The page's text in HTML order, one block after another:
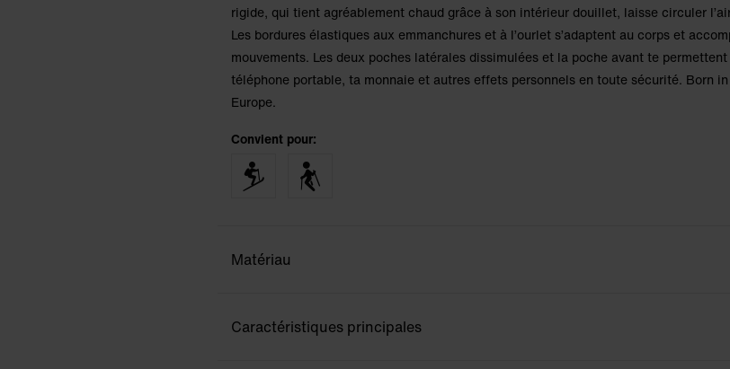
rigide, qui tient agréablement chaud grâce à son intérieur douillet, laisse circuler
Les bordures élastiques aux emmanchures et à l’ourlet s’adaptent au corps et
mouvements. Les deux poches latérales dissimulées et la poche avant te
téléphone portable, ta monnaie et autres effets personnels en toute sécurité. Born
Europe.
Convient pour:
Matériau
Caractéristiques principales